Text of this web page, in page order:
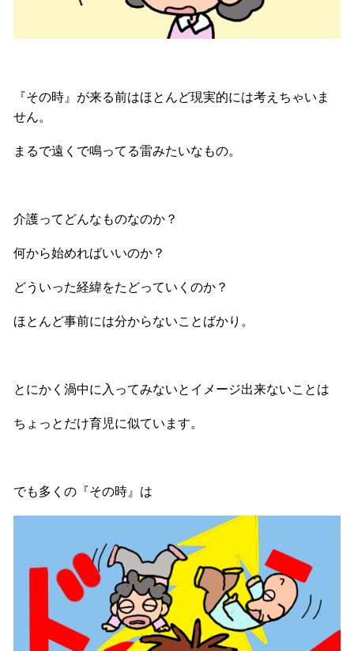
『その時』が来る前はほとんど現実的には考えちゃいま
せん。
まるで遠くで鳴ってる雷みたいなもの。
介護ってどんなものなのか？
何から始めればいいのか？
どういった経緯をたどっていくのか？
ほとんど事前には分からないことばかり。
とにかく渦中に入ってみないとイメージ出来ないことは
ちょっとだけ育児に似ています。
でも多くの『その時』は